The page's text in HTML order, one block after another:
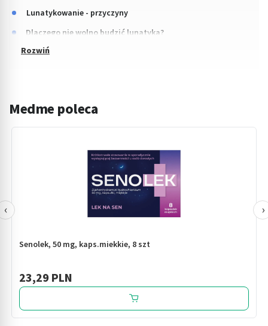
Lunatykowanie - przyczyny
Dlaczego nie wolno budzić lunatyka?
Medme poleca
Senolek, 50 mg, kaps.miekkie, 8 szt
23,29 PLN
‹ ›